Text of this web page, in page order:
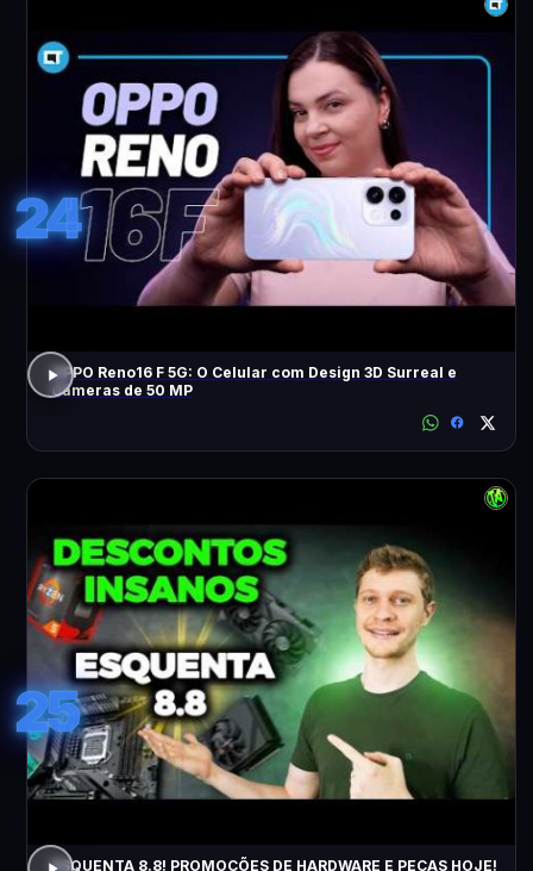
24
OPPO Reno16 F 5G: O Celular com Design 3D Surreal e
Câmeras de 50 MP
25
ESQUENTA 8.8! PROMOÇÕES DE HARDWARE E PEÇAS HOJE!